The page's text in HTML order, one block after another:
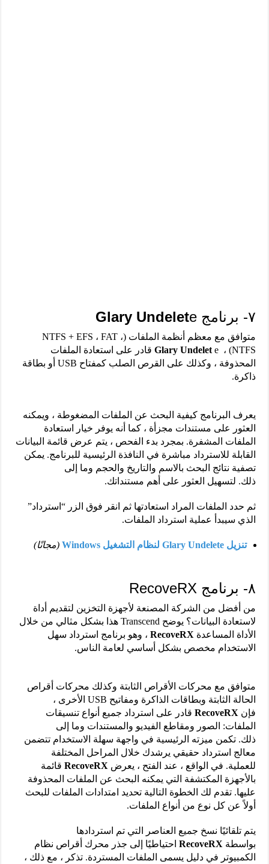
٧- برنامج Glary Undelete
متوافق مع معظم أنظمة الملفات (NTFS + EFS ، FAT ،
NTFS) ،
Glary Undelete قادر على استعادة الملفات
المحذوفة ، وكذلك على القرص الصلب كمفتاح USB أو بطاقة
ذاكرة.
يعرف البرنامج كيفية البحث عن الملفات المضغوطة ، ويمكنه
العثور على مستندات مجزأة ، كما أنه يوفر خيار استعادة
الملفات المشفرة. بمجرد بدء الفحص ، يتم عرض قائمة البيانات
القابلة للاسترداد مباشرة في النافذة الرئيسية للبرنامج. يمكن
تصفية نتائج البحث بالاسم والتاريخ والحجم وما إلى
ذلك. لتسهيل العثور على أهم مستنداتك.
ثم حدد الملفات المراد استعادتها ثم انقر فوق الزر “استرداد”
الذي سيبدأ عملية استرداد الملفات.
تنزيل Glary Undelete لنظام التشغيل Windows (مجانًا)
٨- برنامج RecoveRX
من أفضل من الشركة المصنعة لأجهزة التخزين لتقديم أداة
لاستعادة البيانات؟ يوضح Transcend هذا بشكل مثالي من خلال
الأداة المساعدة RecoveRX، وهو برنامج استرداد سهل
الاستخدام مخصص بشكل أساسي لعامة الناس.
متوافق مع محركات الأقراص الثابتة وكذلك محركات أقراص
الحالة الثابتة وبطاقات الذاكرة ومفاتيح USB الأخرى ،
فإن RecoveRXقادر على استرداد جميع أنواع تنسيقات
الملفات: الصور ومقاطع الفيديو والمستندات وما إلى
ذلك. تكمن ميزته الرئيسية في واجهة سهلة الاستخدام تتضمن
معالج استرداد حقيقي يرشدك خلال المراحل المختلفة
للعملية. في الواقع ، عند الفتح ، يعرض RecoveRXقائمة
بالأجهزة المكتشفة التي يمكنه البحث عن الملفات المحذوفة
عليها. تقدم لك الخطوة التالية تحديد امتدادات الملفات للبحث
أولاً عن كل نوع من أنواع الملفات.
يتم تلقائيًا نسخ جميع العناصر التي تم استردادها
بواسطة RecoveRXاحتياطيًا إلى جذر محرك أقراص نظام
الكمبيوتر في دليل يسمى الملفات المستردة. تذكر ، مع ذلك ،